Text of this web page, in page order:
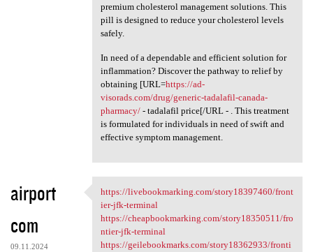
premium cholesterol management solutions. This
pill is designed to reduce your cholesterol levels
safely.
In need of a dependable and efficient solution for
inflammation? Discover the pathway to relief by
obtaining [URL=https://ad-
visorads.com/drug/generic-tadalafil-canada-
pharmacy/- tadalafil price[/URL - . This treatment
is formulated for individuals in need of swift and
effective symptom management.
airport
com
09.11.2024
https://livebookmarking.com
https://livebookmarking.com/story18397460/front
ier-jfk-terminal
https://cheapbookmarking.com/story18350511/fro
ntier-jfk-terminal
https://geilebookmarks.com/story18362933/fronti